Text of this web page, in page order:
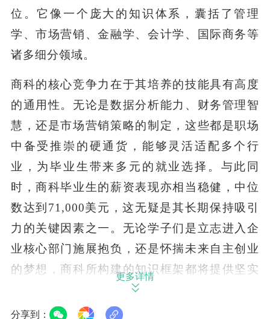
位。它像一个庞大的知识体系，囊括了管理
学、市场营销、金融学、会计学、国际商务等
诸多细分领域。
商科的核心竞争力在于其培养的技能具有高度
的通用性。无论是数据分析能力、财务管理智
慧，还是市场营销策略的制定，这些都是职场
中备受推崇的硬通货，能够灵活适配多个行
业，为毕业生带来多元的就业选择。与此同
时，商科毕业生的薪资表现亦相当稳健，中位
数达到71,000美元，这无疑是其长期保持吸引
力的关键因素之一。无论学子们是立志进入企
业核心部门施展抱负，还是怀揣未来自主创业
的梦想，商科所构建的知识框架都将提供坚实
更多详情
分享到：